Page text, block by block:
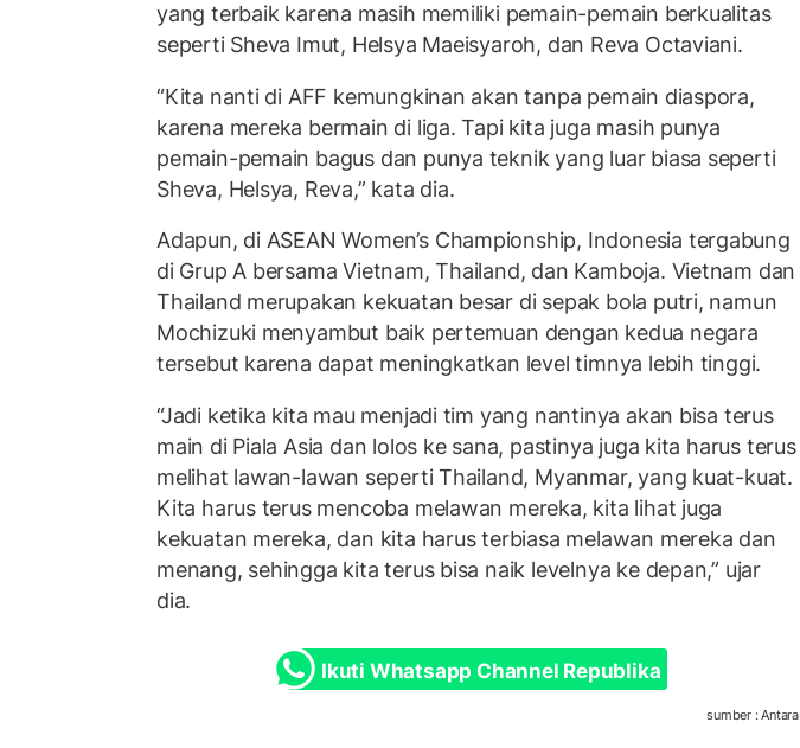
yang terbaik karena masih memiliki pemain-pemain berkualitas
seperti Sheva Imut, Helsya Maeisyaroh, dan Reva Octaviani.
“Kita nanti di AFF kemungkinan akan tanpa pemain diaspora,
karena mereka bermain di liga. Tapi kita juga masih punya
pemain-pemain bagus dan punya teknik yang luar biasa seperti
Sheva, Helsya, Reva,” kata dia.
Adapun, di ASEAN Women’s Championship, Indonesia tergabung
di Grup A bersama Vietnam, Thailand, dan Kamboja. Vietnam dan
Thailand merupakan kekuatan besar di sepak bola putri, namun
Mochizuki menyambut baik pertemuan dengan kedua negara
tersebut karena dapat meningkatkan level timnya lebih tinggi.
“Jadi ketika kita mau menjadi tim yang nantinya akan bisa terus
main di Piala Asia dan lolos ke sana, pastinya juga kita harus terus
melihat lawan-lawan seperti Thailand, Myanmar, yang kuat-kuat.
Kita harus terus mencoba melawan mereka, kita lihat juga
kekuatan mereka, dan kita harus terbiasa melawan mereka dan
menang, sehingga kita terus bisa naik levelnya ke depan,” ujar
dia.
Ikuti Whatsapp Channel Republika
sumber : Antara